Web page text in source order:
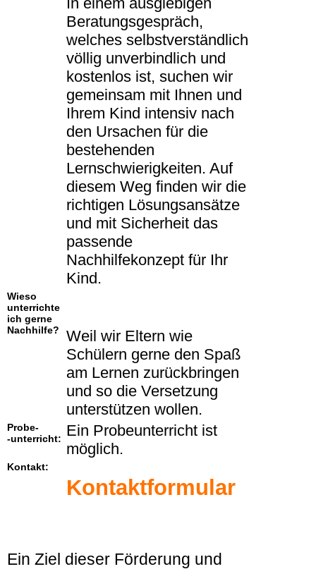
Beratungsgespräch,
welches selbstverständlich
völlig unverbindlich und
kostenlos ist, suchen wir
gemeinsam mit Ihnen und
Ihrem Kind intensiv nach
den Ursachen für die
bestehenden
Lernschwierigkeiten. Auf
diesem Weg finden wir die
richtigen Lösungsansätze
und mit Sicherheit das
passende
Nachhilfekonzept für Ihr
Kind.
Wieso
unterrichte
ich gerne
Nachhilfe?
Weil wir Eltern wie
Schülern gerne den Spaß
am Lernen zurückbringen
und so die Versetzung
unterstützen wollen.
Probe-
-unterricht: Ein Probeunterricht ist
möglich.
Kontakt:
Kontaktformular
Ein Ziel dieser Förderung und